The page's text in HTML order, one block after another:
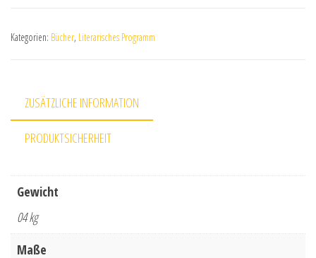
Kategorien: Bücher, Literarisches Programm
ZUSÄTZLICHE INFORMATION
PRODUKTSICHERHEIT
Gewicht
04 kg
Maße